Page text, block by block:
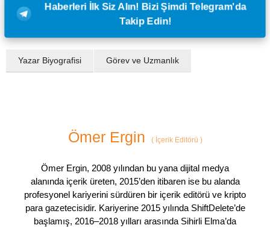
Haberleri İlk Siz Alın! Bizi Şimdi Telegram'da
Takip Edin!
Yazar Biyografisi Görev ve Uzmanlık
Ömer Ergin (İçerik Editörü )
Ömer Ergin, 2008 yılından bu yana dijital medya
alanında içerik üreten, 2015’den itibaren ise bu alanda
profesyonel kariyerini sürdüren bir içerik editörü ve kripto
para gazetecisidir. Kariyerine 2015 yılında ShiftDelete’de
başlamış, 2016–2018 yılları arasında Sihirli Elma’da